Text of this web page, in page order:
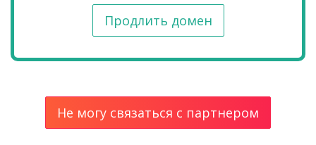
Продлить домен
Не могу связаться с партнером